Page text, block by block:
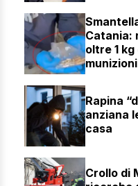
Catania:
oltre 1
munizioni
Rapina
anziana
casa
Crollo di